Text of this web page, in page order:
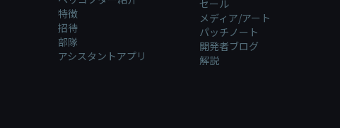
特徴
招待
部隊
アシスタントアプリ
セール
メディア/アート
パッチノート
開発者ブログ
解説